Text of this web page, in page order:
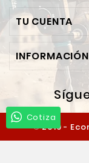
TU CUENTA
© 2019 -
Cotiza